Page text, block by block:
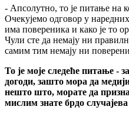
- Апсолутно, то је питање на
Очекујемо одговор у
има повереника и како је то
Чули сте да немају ни
самим тим немају ни
То је моје следеће питање -
догоди, зашто мора да
нешто што, морате да
мислим знате брдо